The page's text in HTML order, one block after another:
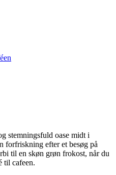
stemningsfuld oase midt i
forfriskning efter et besøg på
til en skøn grøn frokost, når du
til cafeen.